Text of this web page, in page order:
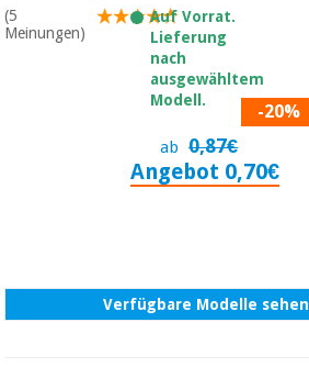
(5
Meinungen)
Auf Vorrat.
Lieferung
nach
ausgewähltem
Modell.
-20%
ab 0,87€
Angebot 0,70€
Verfügbare Modelle sehen